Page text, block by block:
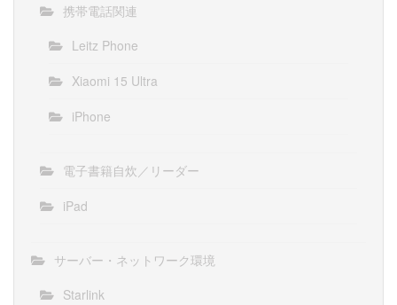
携帯電話関連
Leitz Phone
Xiaomi 15 Ultra
iPhone
電子書籍自炊／リーダー
iPad
サーバー・ネットワーク環境
Starlink